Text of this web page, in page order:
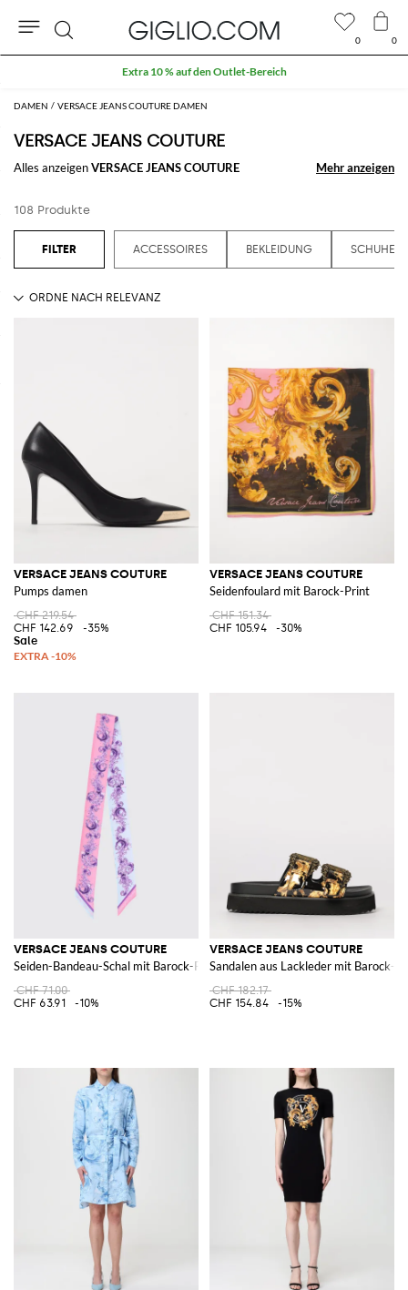
DAMEN VERSACE JEANS COUTURE DAMEN
VERSACE JEANS COUTURE
Alles anzeigenVERSACE JEANS COUTURE Mehr anzeigen
Mehr anzeigen
108 Produkte
ACCESSOIRES BEKLEIDUNG SCHUHE
VERSACE JEANS COUTURE
Pumps damen
CHF 219.54
CHF 142.69
-35%
VERSACE JEANS COUTURE
Seidenfoulard mit Barock-Print
CHF 151.34
CHF 105.94
-30%
VERSACE JEANS COUTURE
Seiden-Bandeau-Schal mit Barock-Print und Logo
CHF 71.00
CHF 63.91
-10%
VERSACE JEANS COUTURE
Sandalen aus Lackleder mit Barock-
CHF 182.17
CHF 154.84
-15%
0 0
Suche
Extra 10 % auf den Outlet-Bereich